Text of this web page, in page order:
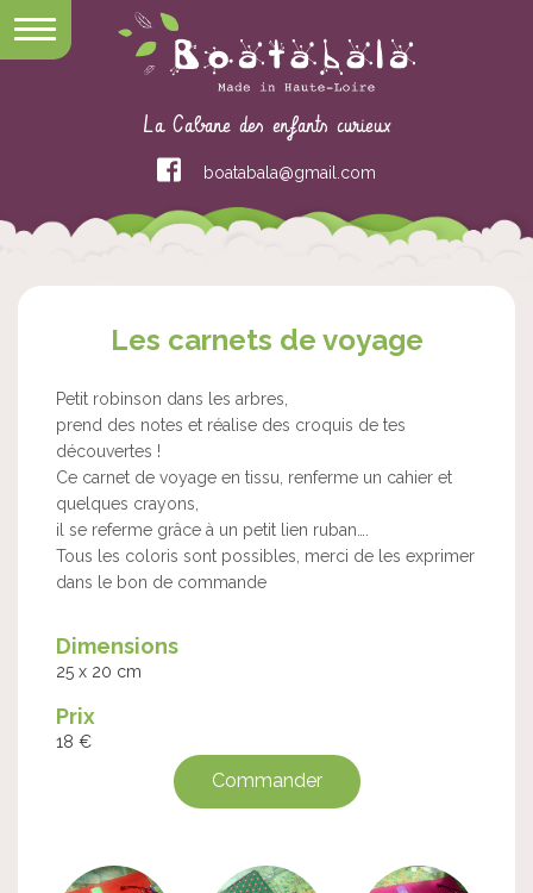
boatabala@gmail.com
La Cabane des enfants curieux
Les carnets de voyage
Petit robinson dans les arbres,
prend des notes et réalise des croquis de tes
découvertes !
Ce carnet de voyage en tissu, renferme un cahier et
quelques crayons,
il se referme grâce à un petit lien ruban….
Tous les coloris sont possibles, merci de les exprimer
dans le bon de commande
Dimensions
25 x 20 cm
Prix
18 €
Commander